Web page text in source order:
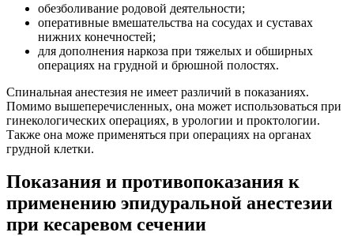
обезболивание родовой деятельности;
оперативные вмешательства на сосудах и суставах
нижних конечностей;
для дополнения наркоза при тяжелых и обширных
операциях на грудной и брюшной полостях.
Спинальная анестезия не имеет различий в показаниях.
Помимо вышеперечисленных, она может использоваться при
гинекологических операциях, в урологии и проктологии.
Также она може применяться при операциях на органах
грудной клетки.
Показания и противопоказания к
применению эпидуральной анестезии
при кесаревом сечении